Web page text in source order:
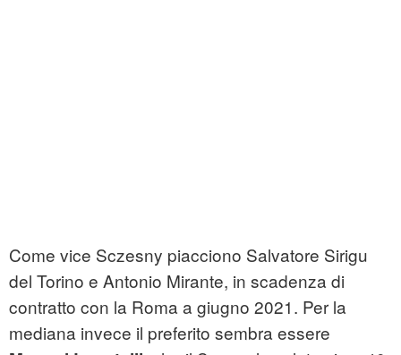
Come vice Sczesny piacciono Salvatore Sirigu
del Torino e Antonio Mirante, in scadenza di
contratto con la Roma a giugno 2021. Per la
mediana invece il preferito sembra essere